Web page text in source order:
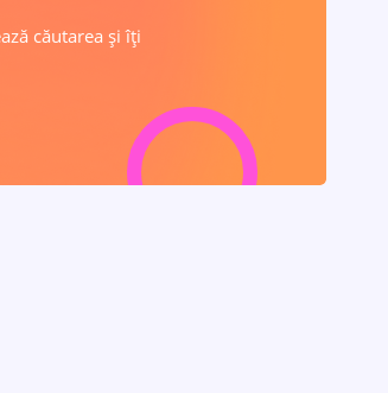
căutarea și îți